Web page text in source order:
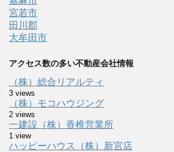
宮若市
田川郡
大牟田市
アクセス数の多い不動産会社情報
（株）総合リアルティ
3 views
（株）モコハウジング
2 views
一建設（株）香椎営業所
1 view
ハッピーハウス（株）新宮店